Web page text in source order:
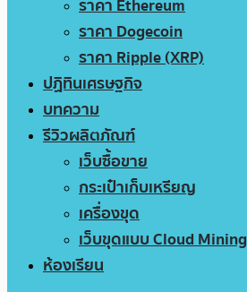
ราคา Ethereum
ราคา Dogecoin
ราคา Ripple (XRP)
ปฏิทินเศรษฐกิจ
บทความ
รีวิวผลิตภัณฑ์
เว็บซื้อขาย
กระเป๋าเก็บเหรียญ
เครื่องขุด
เว็บขุดแบบ Cloud Mining
ห้องเรียน